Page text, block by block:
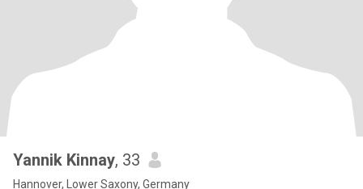
Yannik Kinnay, 33
Hannover, Lower Saxony, Germany